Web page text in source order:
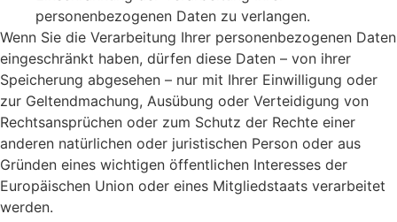
personenbezogenen Daten zu verlangen.
Wenn Sie die Verarbeitung Ihrer personenbezogenen Daten
eingeschränkt haben, dürfen diese Daten – von ihrer
Speicherung abgesehen – nur mit Ihrer Einwilligung oder
zur Geltendmachung, Ausübung oder Verteidigung von
Rechtsansprüchen oder zum Schutz der Rechte einer
anderen natürlichen oder juristischen Person oder aus
Gründen eines wichtigen öffentlichen Interesses der
Europäischen Union oder eines Mitgliedstaats verarbeitet
werden.